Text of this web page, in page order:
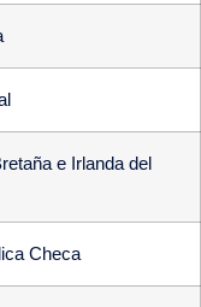
e Irlanda del
Checa